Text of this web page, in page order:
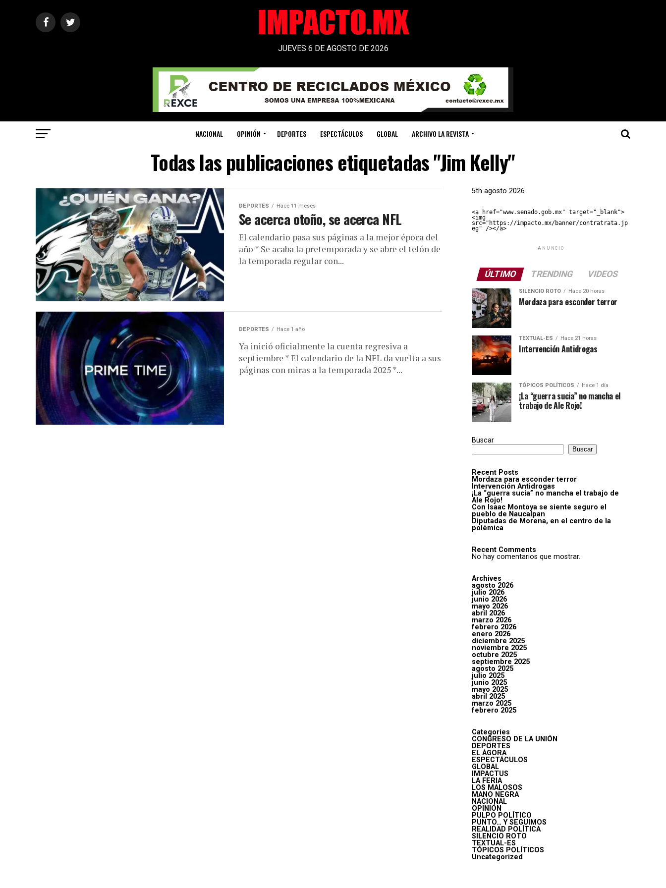
JUEVES 6 DE AGOSTO DE 2026
NACIONAL OPINIÓN DEPORTES ESPECTÁCULOS GLOBAL ARCHIVO LA REVISTA
Todas las publicaciones etiquetadas "Jim Kelly"
DEPORTES Hace 11 meses
Se acerca otoño, se acerca NFL
El calendario pasa sus páginas a la mejor época del
año * Se acaba la pretemporada y se abre el telón de
la temporada regular con...
DEPORTES Hace 1 año
Ya inició oficialmente la cuenta regresiva a
septiembre * El calendario de la NFL da vuelta a sus
páginas con miras a la temporada 2025 *...
5th agosto 2026
<a href="www.senado.gob.mx" target="_blank">
<img
src="https://impacto.mx/banner/contratrata.jp
eg" /></a>
ANUNCIO
ÚLTIMO TRENDING VIDEOS
SILENCIO ROTO Hace 20 horas
Mordaza para esconder terror
TEXTUAL-ES Hace 21 horas
Intervención Antidrogas
TÓPICOS POLÍTICOS Hace 1 día
¡La “guerra sucia” no mancha el
trabajo de Ale Rojo!
Buscar
Buscar
Recent Posts
Mordaza para esconder terror
Intervención Antidrogas
¡La “guerra sucia” no mancha el trabajo de
Ale Rojo!
Con Isaac Montoya se siente seguro el
pueblo de Naucalpan
Diputadas de Morena, en el centro de la
polémica
Recent Comments
No hay comentarios que mostrar.
Archives
agosto 2026
julio 2026
junio 2026
mayo 2026
abril 2026
marzo 2026
febrero 2026
enero 2026
diciembre 2025
noviembre 2025
octubre 2025
septiembre 2025
agosto 2025
julio 2025
junio 2025
mayo 2025
abril 2025
marzo 2025
febrero 2025
Categories
CONGRESO DE LA UNIÓN
DEPORTES
EL ÁGORA
ESPECTÁCULOS
GLOBAL
IMPACTUS
LA FERIA
LOS MALOSOS
MANO NEGRA
NACIONAL
OPINIÓN
PULPO POLÍTICO
PUNTO… Y SEGUIMOS
REALIDAD POLÍTICA
SILENCIO ROTO
TEXTUAL-ES
TÓPICOS POLÍTICOS
Uncategorized